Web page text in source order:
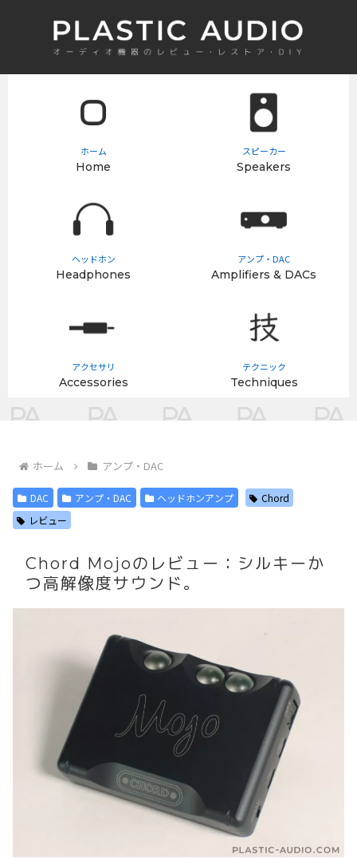
ホーム
Home
スピーカー
Speakers
ヘッドホン
Headphones
アンプ・DAC
Amplifiers & DACs
アクセサリ
Accessories
テクニック
Techniques
ホーム アンプ・DAC
DAC アンプ・DAC ヘッドホンアンプ
Chord
レビュー
Chord Mojoのレビュー：シルキーか
つ高解像度サウンド。